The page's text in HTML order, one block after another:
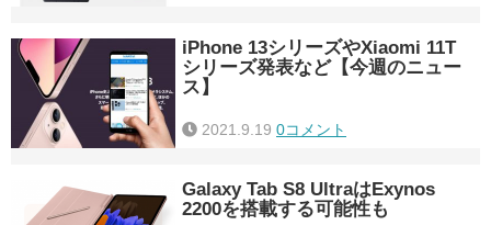
iPhone 13シリーズやXiaomi 11T
シリーズ発表など【今週のニュー
ス】
2021.9.19 0コメント
Galaxy Tab S8 UltraはExynos
2200を搭載する可能性も